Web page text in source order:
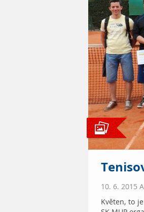
10. 6. 2015
Květen, to